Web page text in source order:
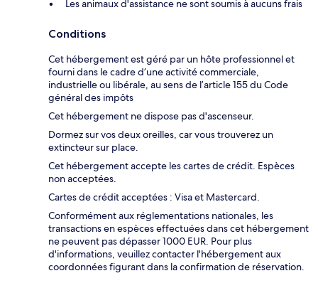
Les animaux d'assistance ne sont soumis à aucuns frais
Conditions
Cet hébergement est géré par un hôte professionnel et
fourni dans le cadre d’une activité commerciale,
industrielle ou libérale, au sens de l’article 155 du Code
général des impôts
Cet hébergement ne dispose pas d'ascenseur.
Dormez sur vos deux oreilles, car vous trouverez un
extincteur sur place.
Cet hébergement accepte les cartes de crédit. Espèces
non acceptées.
Cartes de crédit acceptées : Visa et Mastercard.
Conformément aux réglementations nationales, les
transactions en espèces effectuées dans cet hébergement
ne peuvent pas dépasser 1000 EUR. Pour plus
d'informations, veuillez contacter l'hébergement aux
coordonnées figurant dans la confirmation de réservation.